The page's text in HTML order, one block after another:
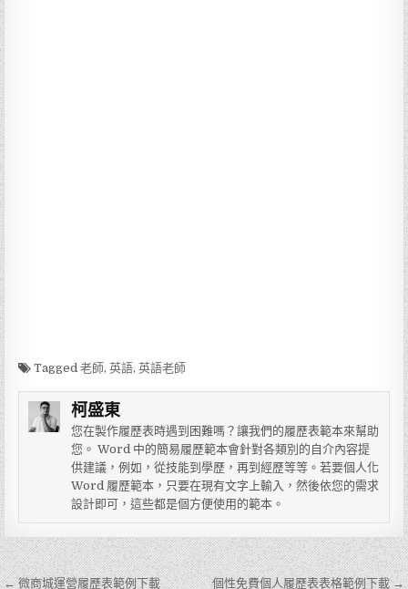
Tagged老師,英語,英語老師
柯盛東
您在製作履歷表時遇到困難嗎？讓我們的履歷表範本來幫助
您。 Word 中的簡易履歷範本會針對各類別的自介內容提
供建議，例如，從技能到學歷，再到經歷等等。若要個人化
Word 履歷範本，只要在現有文字上輸入，然後依您的需求
設計即可，這些都是個方便使用的範本。
← 微商城運營履歷表範例下載 個性免費個人履歷表表格範例下載 →